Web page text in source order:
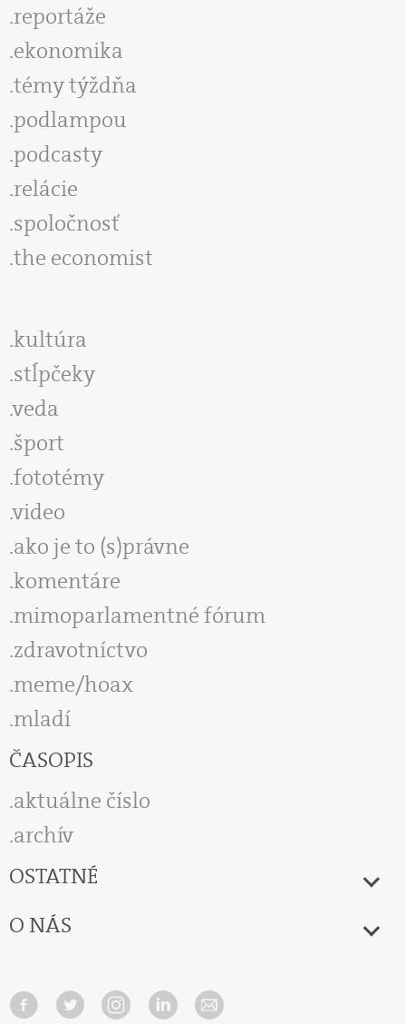
reportáže
ekonomika
témy týždňa
podlampou
podcasty
relácie
spoločnosť
the economist
kultúra
stĺpčeky
veda
šport
fototémy
video
ako je to (s)právne
komentáre
mimoparlamentné fórum
zdravotníctvo
meme/hoax
mladí
ČASOPIS
aktuálne číslo
archív
OSTATNÉ
O NÁS